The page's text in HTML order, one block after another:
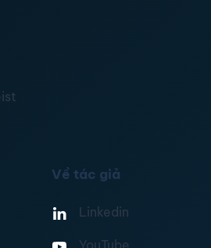
Về tác giả
Linkedin